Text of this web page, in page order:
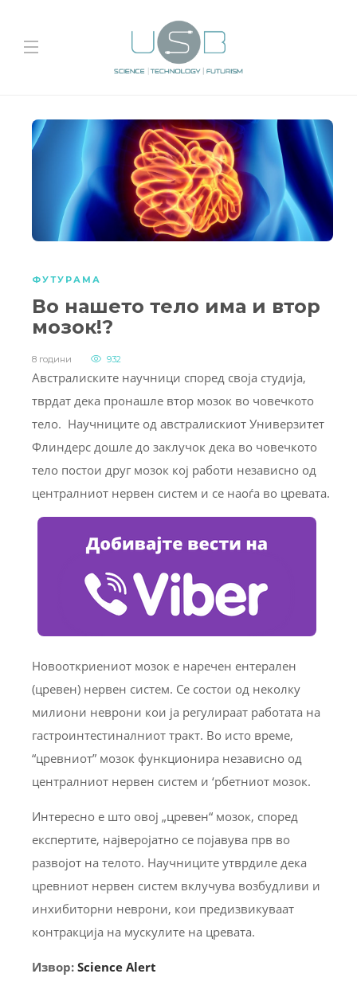
ФУТУРАМА
Во нашето тело има и втор
мозок!?
8 години 932
Австралиските научници според своја студија,
тврдат дека пронашле втор мозок во човечкото
тело. Научниците од австралискиот Универзитет
Флиндерс дошле до заклучок дека во човечкото
тело постои друг мозок кој работи независно од
централниот нервен систем и се наоѓа во цревата.
Новооткриениот мозок е наречен ентерален
(цревен) нервен систем. Се состои од неколку
милиони неврони кои ја регулираат работата на
гастроинтестиналниот тракт. Во исто време,
“цревниот” мозок функционира независно од
централниот нервен систем и ‘рбетниот мозок.
Интересно е што овој „цревен“ мозок, според
експертите, најверојатно се појавува прв во
развојот на телото. Научниците утврдиле дека
цревниот нервен систем вклучува возбудливи и
инхибиторни неврони, кои предизвикуваат
контракција на мускулите на цревата.
Извор: Science Alert